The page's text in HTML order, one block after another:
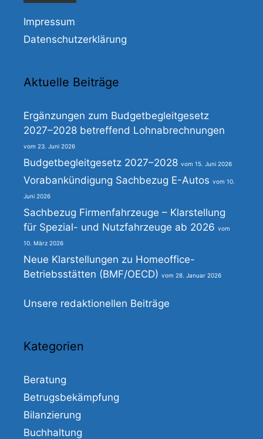
Impressum
Datenschutzerklärung
Aktuelle Beiträge
Ergänzungen zum Budgetbegleitgesetz
2027–2028 betreffend Lohnabrechnungen
23. Juni 2026
Budgetbegleitgesetz 2027–2028 15. Juni 2026
Vorabankündigung Sachbezug E-Autos 10.
Juni 2026
Sachbezug Firmenfahrzeuge – Klarstellung
für Spezial- und Nutzfahrzeuge ab 2026
10. März 2026
Neue Klarstellungen zu Homeoffice-
Betriebsstätten (BMF/OECD)
28. Januar 2026
Unsere redaktionellen Beiträge
Kategorien
Beratung
Betrugsbekämpfung
Bilanzierung
Buchhaltung